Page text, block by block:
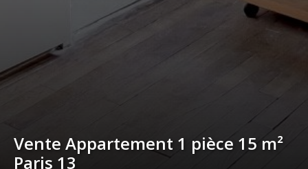
Vente Appartement 1 pièce 15 m²
Paris 13